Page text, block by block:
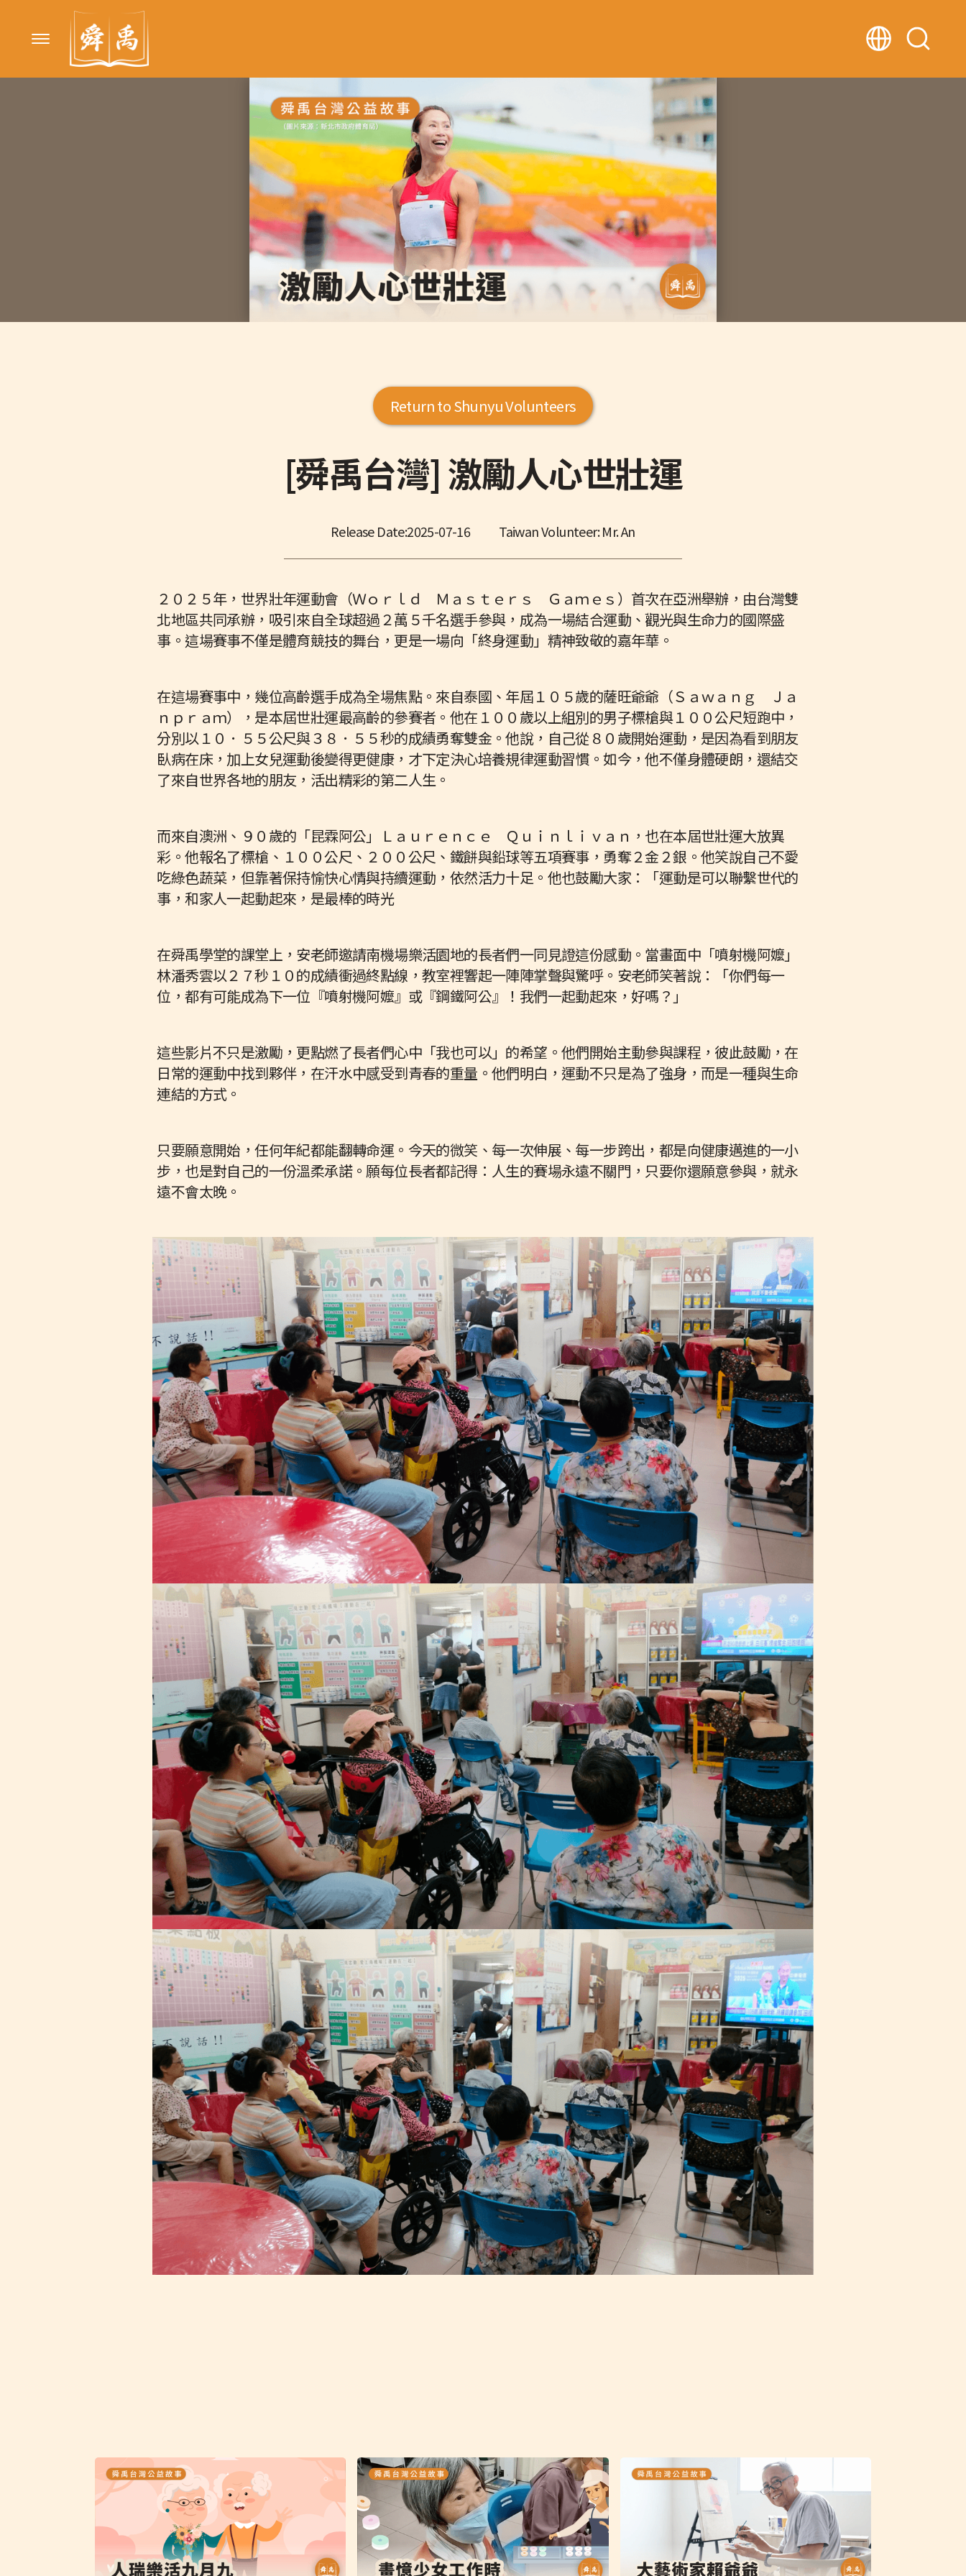
Return to Shunyu Volunteers
[舜禹台灣] 激勵人心世壯運
Release Date:2025-07-16 Taiwan Volunteer: Mr. An
２０２５年，世界壯年運動會（Ｗｏｒｌｄ Ｍａｓｔｅｒｓ Ｇａｍｅｓ）首次在亞洲舉辦，由台灣雙
北地區共同承辦，吸引來自全球超過２萬５千名選手參與，成為一場結合運動、觀光與生命力的國際盛
事。這場賽事不僅是體育競技的舞台，更是一場向「終身運動」精神致敬的嘉年華。
在這場賽事中，幾位高齡選手成為全場焦點。來自泰國、年屆１０５歲的薩旺爺爺（Ｓａｗａｎｇ Ｊａ
ｎｐｒａｍ），是本屆世壯運最高齡的參賽者。他在１００歲以上組別的男子標槍與１００公尺短跑中，
分別以１０．５５公尺與３８．５５秒的成績勇奪雙金。他說，自己從８０歲開始運動，是因為看到朋友
臥病在床，加上女兒運動後變得更健康，才下定決心培養規律運動習慣。如今，他不僅身體硬朗，還結交
了來自世界各地的朋友，活出精彩的第二人生。
而來自澳洲、９０歲的「昆霖阿公」Ｌａｕｒｅｎｃｅ Ｑｕｉｎｌｉｖａｎ，也在本屆世壯運大放異
彩。他報名了標槍、１００公尺、２００公尺、鐵餅與鉛球等五項賽事，勇奪２金２銀。他笑說自己不愛
吃綠色蔬菜，但靠著保持愉快心情與持續運動，依然活力十足。他也鼓勵大家：「運動是可以聯繫世代的
事，和家人一起動起來，是最棒的時光
在舜禹學堂的課堂上，安老師邀請南機場樂活園地的長者們一同見證這份感動。當畫面中「噴射機阿嬤」
林潘秀雲以２７秒１０的成績衝過終點線，教室裡響起一陣陣掌聲與驚呼。安老師笑著說：「你們每一
位，都有可能成為下一位『噴射機阿嬤』或『鋼鐵阿公』！我們一起動起來，好嗎？」
這些影片不只是激勵，更點燃了長者們心中「我也可以」的希望。他們開始主動參與課程，彼此鼓勵，在
日常的運動中找到夥伴，在汗水中感受到青春的重量。他們明白，運動不只是為了強身，而是一種與生命
連結的方式。
只要願意開始，任何年紀都能翻轉命運。今天的微笑、每一次伸展、每一步跨出，都是向健康邁進的一小
步，也是對自己的一份溫柔承諾。願每位長者都記得：人生的賽場永遠不關門，只要你還願意參與，就永
遠不會太晚。